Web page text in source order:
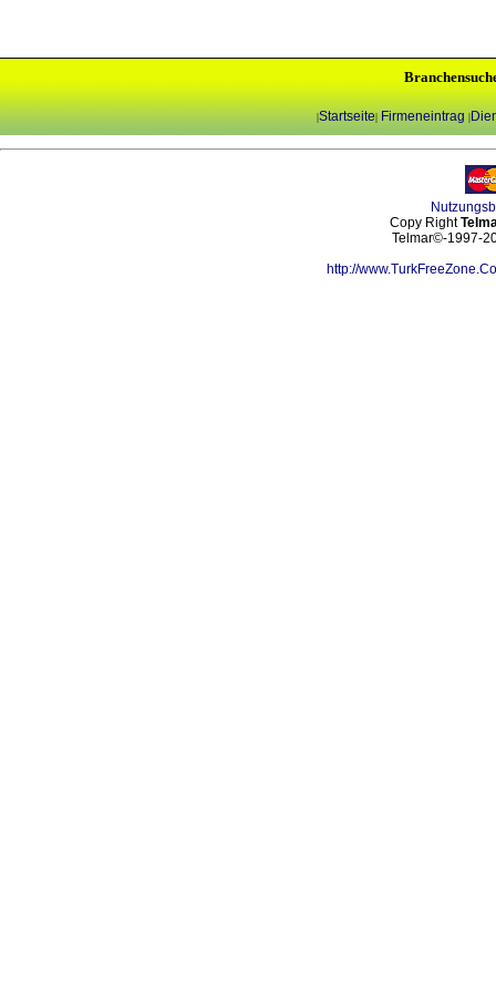
|Startseite| Firmeneintrag |
Copy Right
Telmar©-1997-
http://